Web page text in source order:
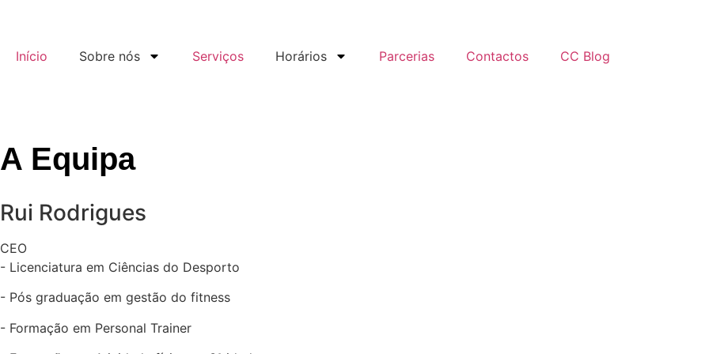
Início Sobre nós Serviços Horários Parcerias Contactos CC Blog
A Equipa
Rui Rodrigues
CEO
- Licenciatura em Ciências do Desporto
- Pós graduação em gestão do fitness
- Formação em Personal Trainer